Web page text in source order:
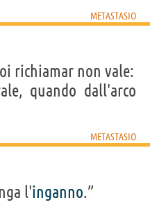
METASTASIO
richiamar non vale:
quando dall'arco
METASTASIO
l'inganno.”